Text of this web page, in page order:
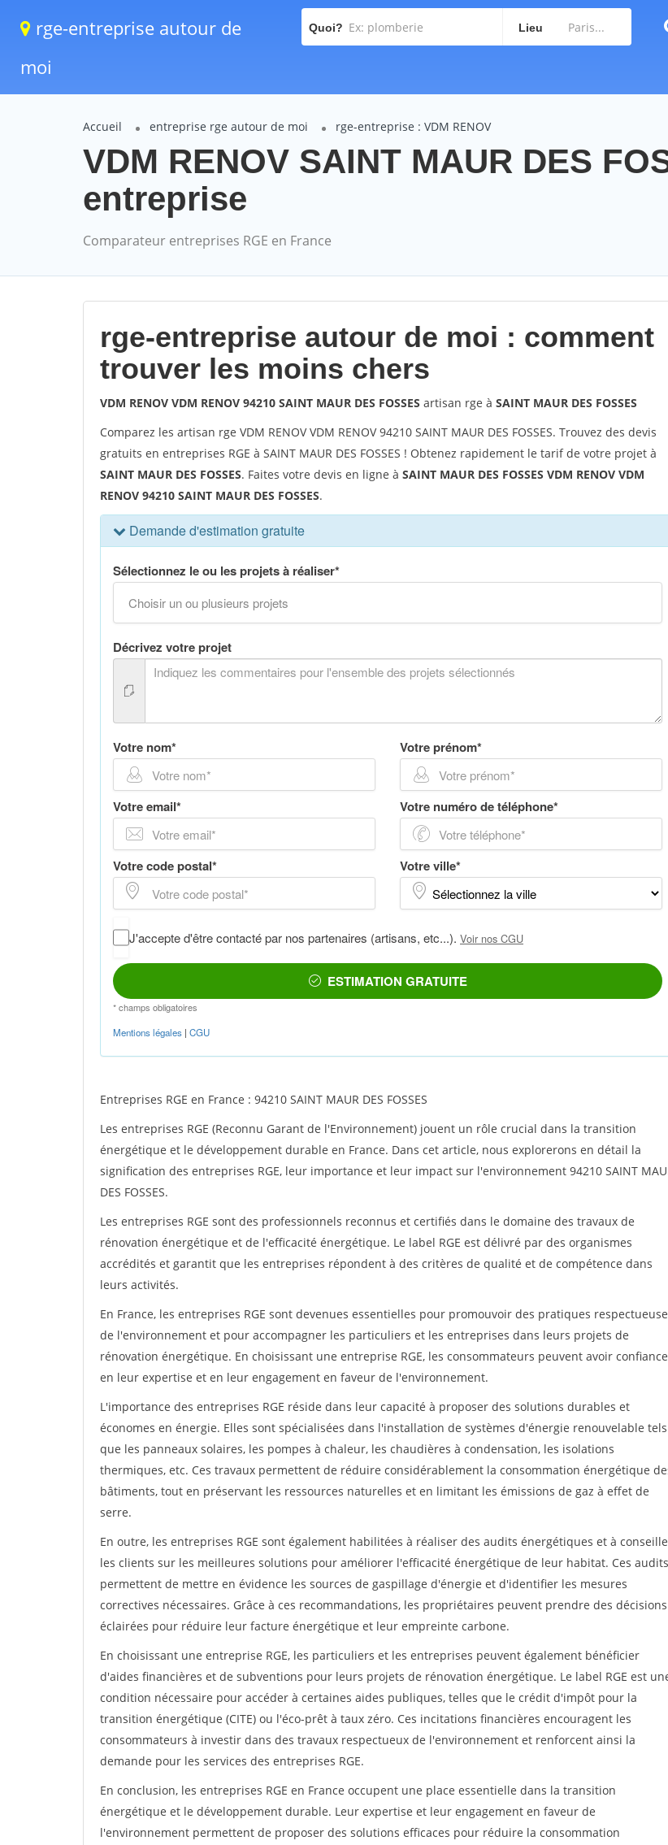
rge-entreprise autour de
moi
Quoi? Lieu
Accueil entreprise rge autour de moi rge-entreprise : VDM RENOV
VDM RENOV SAINT MAUR DES
entreprise
Comparateur entreprises RGE en France
rge-entreprise autour de moi : comment
trouver les moins chers
VDM RENOV VDM RENOV 94210 SAINT MAUR DES FOSSES artisan rge à SAINT MAUR DES FOSSES
Comparez les artisan rge VDM RENOV VDM RENOV 94210 SAINT MAUR DES FOSSES. Trouvez des devis
gratuits en entreprises RGE à SAINT MAUR DES FOSSES ! Obtenez rapidement le tarif de votre projet à
SAINT MAUR DES FOSSES. Faites votre devis en ligne à SAINT MAUR DES FOSSES VDM RENOV VDM
RENOV 94210 SAINT MAUR DES FOSSES.
Entreprises RGE en France : 94210 SAINT MAUR DES FOSSES
Les entreprises RGE (Reconnu Garant de l'Environnement) jouent un rôle crucial dans la transition
énergétique et le développement durable en France. Dans cet article, nous explorerons en détail la
signification des entreprises RGE, leur importance et leur impact sur l'environnement 94210 SAINT
DES FOSSES.
Les entreprises RGE sont des professionnels reconnus et certifiés dans le domaine des travaux de
rénovation énergétique et de l'efficacité énergétique. Le label RGE est délivré par des organismes
accrédités et garantit que les entreprises répondent à des critères de qualité et de compétence dans
leurs activités.
En France, les entreprises RGE sont devenues essentielles pour promouvoir des pratiques
de l'environnement et pour accompagner les particuliers et les entreprises dans leurs projets de
rénovation énergétique. En choisissant une entreprise RGE, les consommateurs peuvent avoir confiance
en leur expertise et en leur engagement en faveur de l'environnement.
L'importance des entreprises RGE réside dans leur capacité à proposer des solutions durables et
économes en énergie. Elles sont spécialisées dans l'installation de systèmes d'énergie renouvelable tels
que les panneaux solaires, les pompes à chaleur, les chaudières à condensation, les isolations
thermiques, etc. Ces travaux permettent de réduire considérablement la consommation énergétique
bâtiments, tout en préservant les ressources naturelles et en limitant les émissions de gaz à effet de
serre.
En outre, les entreprises RGE sont également habilitées à réaliser des audits énergétiques et à
les clients sur les meilleures solutions pour améliorer l'efficacité énergétique de leur habitat. Ces audits
permettent de mettre en évidence les sources de gaspillage d'énergie et d'identifier les mesures
correctives nécessaires. Grâce à ces recommandations, les propriétaires peuvent prendre des décisions
éclairées pour réduire leur facture énergétique et leur empreinte carbone.
En choisissant une entreprise RGE, les particuliers et les entreprises peuvent également bénéficier
d'aides financières et de subventions pour leurs projets de rénovation énergétique. Le label RGE est
condition nécessaire pour accéder à certaines aides publiques, telles que le crédit d'impôt pour la
transition énergétique (CITE) ou l'éco-prêt à taux zéro. Ces incitations financières encouragent les
consommateurs à investir dans des travaux respectueux de l'environnement et renforcent ainsi la
demande pour les services des entreprises RGE.
En conclusion, les entreprises RGE en France occupent une place essentielle dans la transition
énergétique et le développement durable. Leur expertise et leur engagement en faveur de
l'environnement permettent de proposer des solutions efficaces pour réduire la consommation